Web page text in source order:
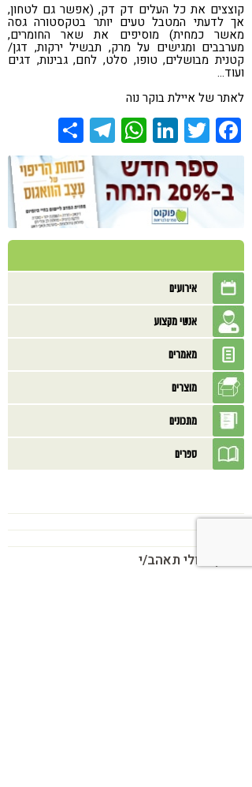
קוצצים את כל העלים דק דק, (אפשר גם לטחון,
אך לדעתי המטבל טעים יותר בטקסטורה גסה
מאשר כמחית) מוסיפים את שאר החומרים,
מערבבים ומגישים על מרק, תבשיל ירקות, דגן/
קטנית מבושלים, טופו, סלט, לחם, גבינות, דגים
ועוד…
לאתר של איילת בוקר נוה
Facebook
Twitter
LinkedIn
WhatsApp
Telegram
אירועים
אנשי מקצוע
מאמרים
מוצרים
מתכונים
ספרים
בנוסף אולי תאהב/י